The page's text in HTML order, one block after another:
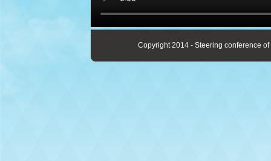
Copyright 2014 - Steering conference